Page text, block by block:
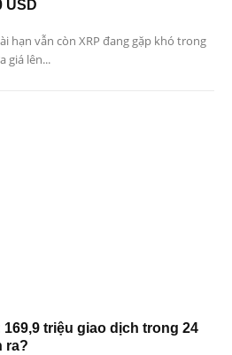
USD
hạn vẫn còn XRP đang gặp khó trong
giá lên...
triệu giao dịch trong 24
ra?